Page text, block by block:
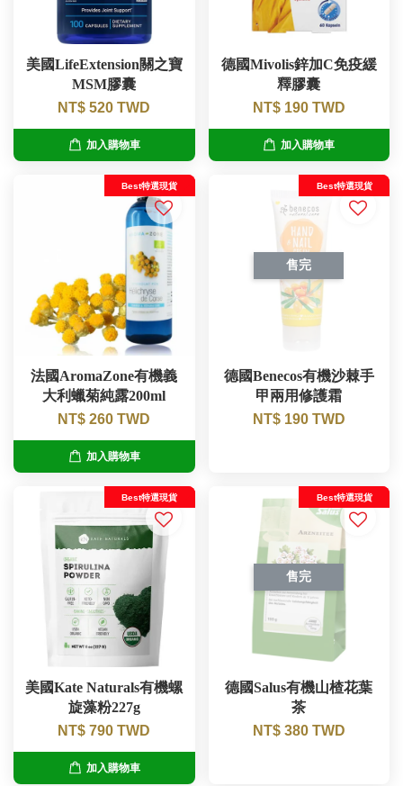
美國LifeExtension關之寶
MSM膠囊
NT$ 520 TWD
加入購物車
德國Mivolis鋅加C免疫緩
釋膠囊
NT$ 190 TWD
加入購物車
Best特選現貨
法國AromaZone有機義
大利蠟菊純露200ml
NT$ 260 TWD
加入購物車
售完
Best特選現貨
德國Benecos有機沙棘手
甲兩用修護霜
NT$ 190 TWD
Best特選現貨
美國Kate Naturals有機螺
旋藻粉227g
NT$ 790 TWD
加入購物車
售完
Best特選現貨
德國Salus有機山楂花葉
茶
NT$ 380 TWD